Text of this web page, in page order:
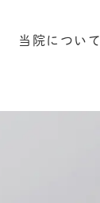
当院について